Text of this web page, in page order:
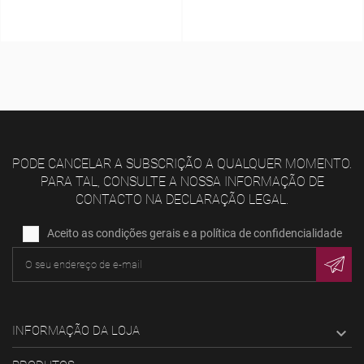
PODE CANCELAR A SUBSCRIÇÃO A QUALQUER MOMENTO.
PARA TAL, CONSULTE A NOSSA INFORMAÇÃO DE
CONTACTO NA DECLARAÇÃO LEGAL.
Aceito as condições gerais e a política de confidencialidade
INFORMAÇÃO DA LOJA 